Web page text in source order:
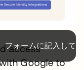
フォームに記入して
access
Google to